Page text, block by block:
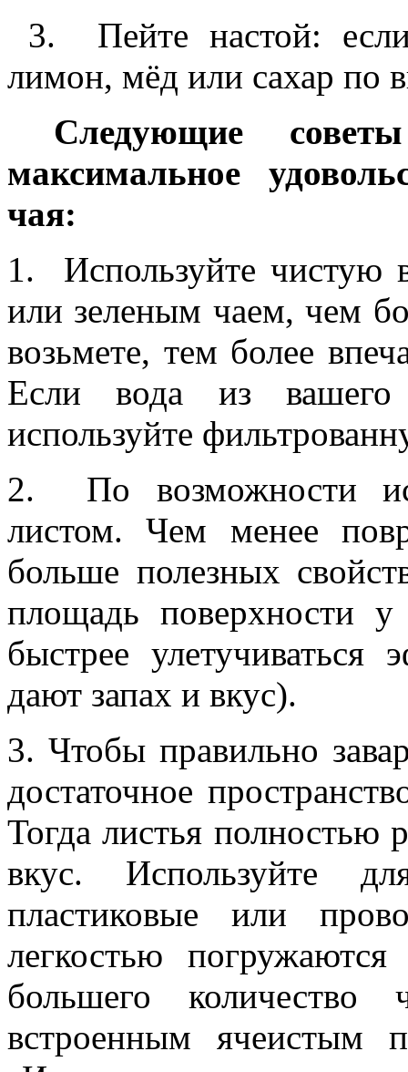
3. Пейте настой: если
лимон, мёд или сахар по
Следующие
максимальное
чая:
1. Используйте чистую
или зеленым чаем, чем
возьмете, тем более
Если вода из
используйте
2. По возможности
листом. Чем менее
больше полезных
площадь поверхности у
быстрее
дают запах и вкус).
3. Чтобы правильно
достаточное
Тогда листья полностью
вкус. Используйте
пластиковые или
легкостью
большего количество
встроенным ячеистым